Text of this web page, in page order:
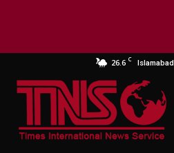
26.6 C Islamabad